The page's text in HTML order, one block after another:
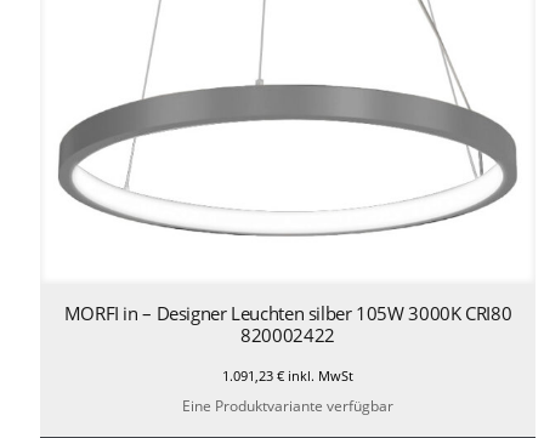
MORFI in – Designer Leuchten silber 105W 3000K CRI80
820002422
1.091,23 €inkl. MwSt
Eine Produktvariante verfügbar